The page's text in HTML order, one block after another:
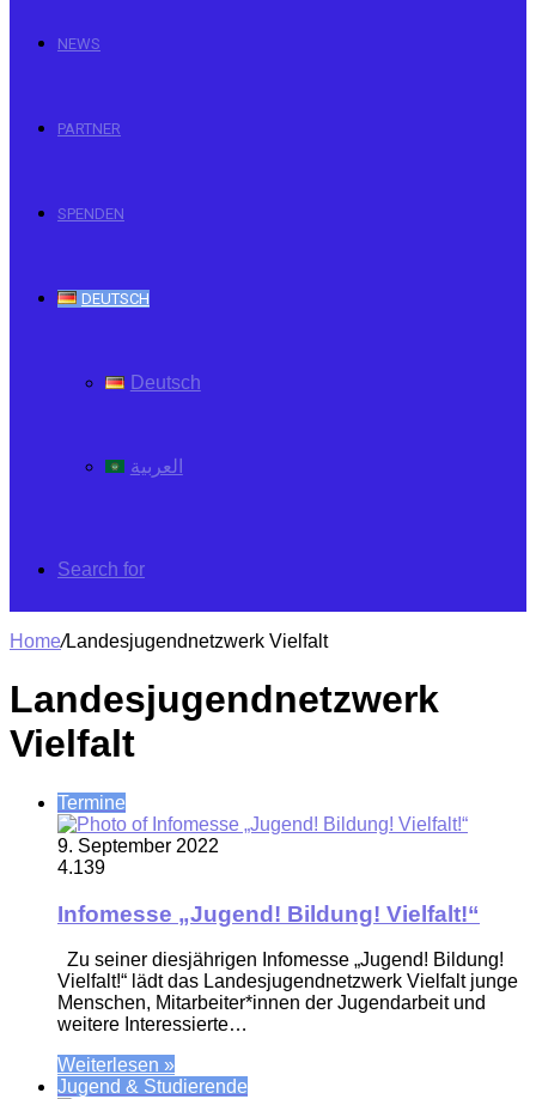
NEWS
PARTNER
SPENDEN
DEUTSCH
Deutsch
العربية
Search for
Home/Landesjugendnetzwerk Vielfalt
Landesjugendnetzwerk
Vielfalt
Termine
9. September 2022
4.139
Infomesse „Jugend! Bildung! Vielfalt!“
Zu seiner diesjährigen Infomesse „Jugend! Bildung!
Vielfalt!“ lädt das Landesjugendnetzwerk Vielfalt junge
Menschen, Mitarbeiter*innen der Jugendarbeit und
weitere Interessierte…
Weiterlesen »
Jugend & Studierende